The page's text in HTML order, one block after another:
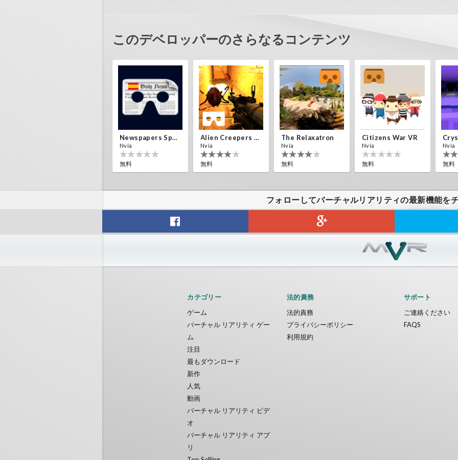
このデベロッパーのさらなるコンテンツ
Newspapers Spain VR
Nvía
無料
Alien Creepers VR
Nvía
無料
The Relaxatron
Nvía
無料
Citizens War VR
Nvía
無料
Nvía
無料
フォローしてバーチャルリアリティの最新機能を
カテゴリー
ゲーム
バーチャル リアリティ ゲー
ム
注目
最もダウンロード
新作
人気
動画
バーチャル リアリティ ビデ
オ
バーチャル リアリティ アプ
リ
法的責務
法的責務
プライバシーポリシー
利用規約
サポート
ご連絡ください
FAQS